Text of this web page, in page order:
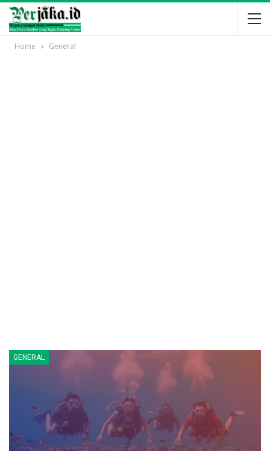
Home General
GENERAL